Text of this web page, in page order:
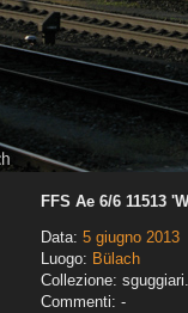
FFS Ae 6/6 11513
Data: 5 giugno 2013
Luogo: Bülach
Collezione:
Commenti: -